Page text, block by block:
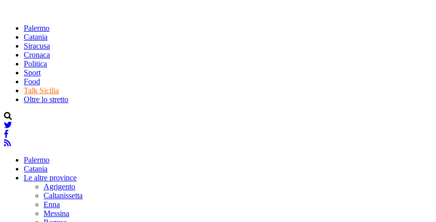
Palermo
Catania
Siracusa
Cronaca
Politica
Sport
Food
Talk Sicilia
Oltre lo stretto
Palermo
Catania
Le altre province
Agrigento
Caltanissetta
Enna
Messina